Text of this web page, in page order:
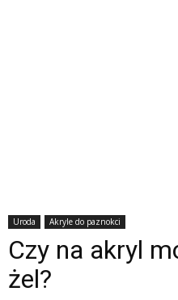
Uroda Akryle do paznokci
Czy na akryl
żel?